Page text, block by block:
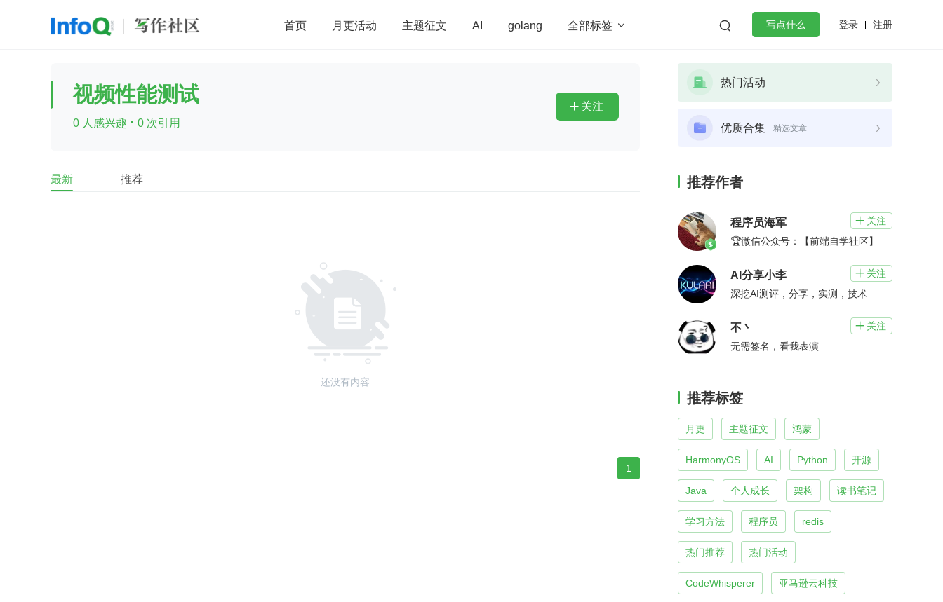
首页 月更活动 主题征文 AI golang 全部标签   写点什么 登录 注册
前端 AI 大数据 redis
查看更多
视频性能测试
0 人感兴趣 · 0 次引用
 关注
最新 推荐
还没有内容
1
热门活动
优质合集 精选文章
推荐作者
程序员海军  关注
🏆微信公众号：【前端自学社区】
AI分享小李  关注
深挖AI测评，分享，实测，技术
不丶  关注
无需签名，看我表演
推荐标签
月更 主题征文 鸿蒙
HarmonyOS AI Python 开源
Java 个人成长 架构 读书笔记
学习方法 程序员 redis
热门推荐 热门活动
CodeWhisperer 亚马逊云科技